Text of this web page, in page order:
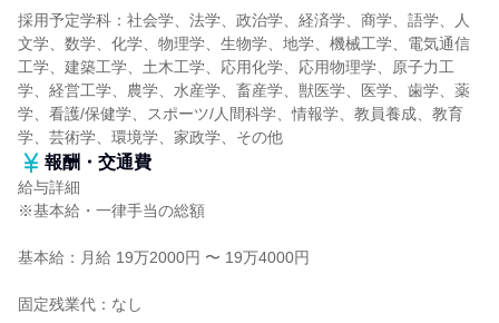
採用予定学科：社会学、法学、政治学、経済学、商学、語学、人
文学、数学、化学、物理学、生物学、地学、機械工学、電気通信
工学、建築工学、土木工学、応用化学、応用物理学、原子力工
学、経営工学、農学、水産学、畜産学、獣医学、医学、歯学、薬
学、看護/保健学、スポーツ/人間科学、情報学、教員養成、教育
学、芸術学、環境学、家政学、その他
報酬・交通費
給与詳細
※基本給・一律手当の総額
基本給：月給 19万2000円 〜 19万4000円
固定残業代：なし